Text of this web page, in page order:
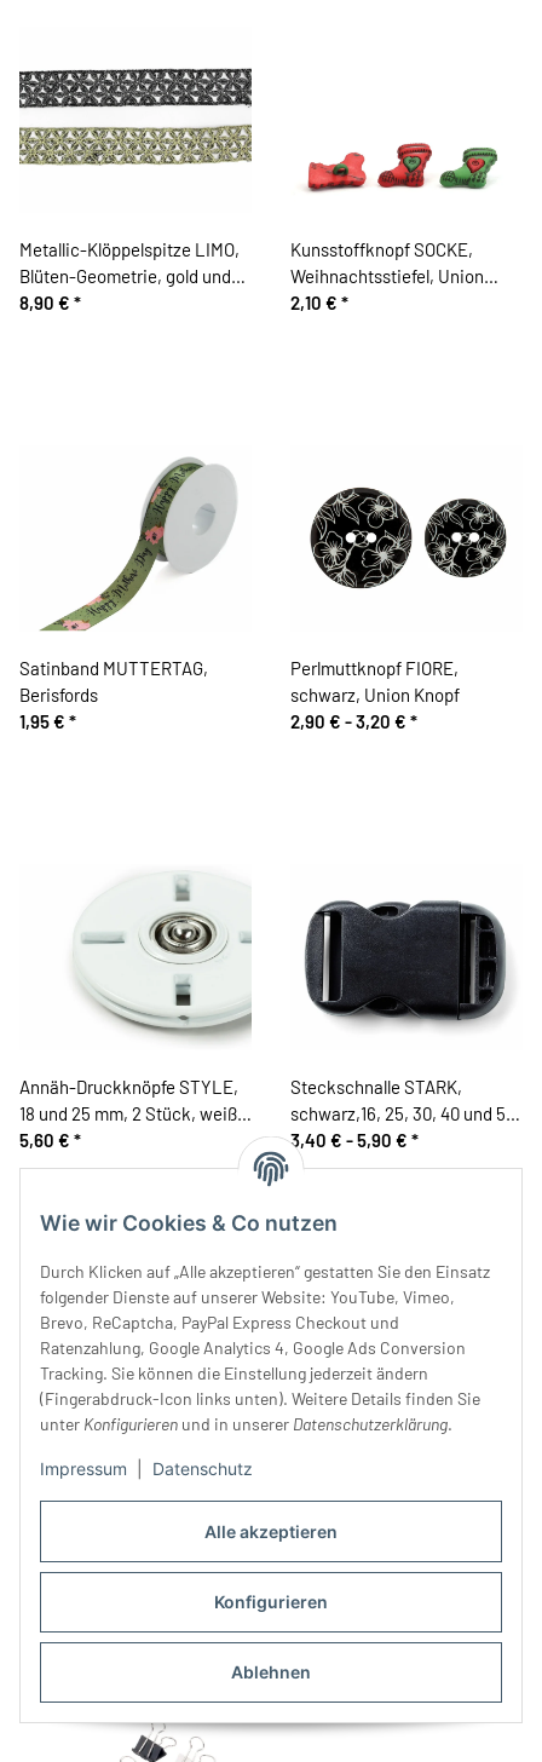
Alle akzeptieren
Konfigurieren
Ablehnen
Wie wir Cookies & Co nutzen
Durch Klicken auf „Alle akzeptieren“ gestatten Sie den Einsatz
folgender Dienste auf unserer Website: YouTube, Vimeo,
Brevo, ReCaptcha, PayPal Express Checkout und
Ratenzahlung, Google Analytics 4, Google Ads Conversion
Tracking. Sie können die Einstellung jederzeit ändern
(Fingerabdruck-Icon links unten). Weitere Details finden Sie
unter Konfigurieren und in unserer Datenschutzerklärung.
Impressum Datenschutz
Metallic-Klöppelspitze LIMO,
Blüten-Geometrie, gold und
silber
8,90 € *
Kunsstoffknopf SOCKE,
Weihnachtsstiefel, Union
Knopf
2,10 € *
Satinband MUTTERTAG,
Berisfords
1,95 € *
Perlmuttknopf FIORE,
schwarz, Union Knopf
2,90 € -3,20 € *
Annäh-Druckknöpfe STYLE,
18 und 25 mm, 2 Stück, weiß,
Prym
5,60 € *
Steckschnalle STARK,
schwarz,16, 25, 30, 40 und 50
mm, Prym
3,40 € -5,90 € *
Taschenring mit
Karabineröffnung, Union
Knopf
3,80 € -4,25 €*
Metallknopf HEART, Herz, 25
mm, altmessing Dill Knopf
2,50 €*